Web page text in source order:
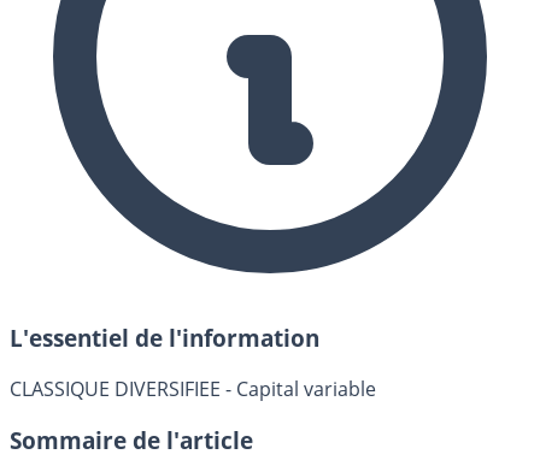
L'essentiel de l'information
CLASSIQUE DIVERSIFIEE - Capital variable
Sommaire de l'article